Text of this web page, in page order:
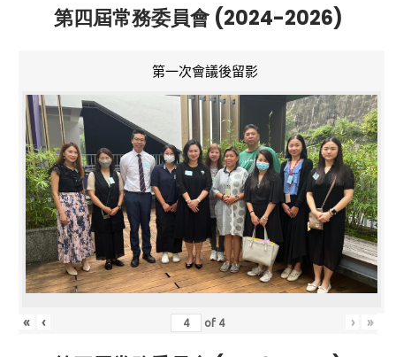
第四屆常務委員會 (2024-2026)
第一次會議後留影
« ‹ of 4 › »